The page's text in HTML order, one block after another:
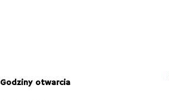
Godziny otwarcia